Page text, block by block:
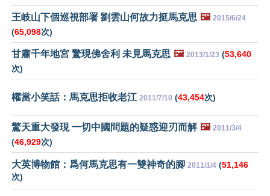
王岐山下個巡視部署 劉雲山何故力挺馬克思 🖼️ 2015/6/24
(65,098次)
甘肅千年地宮 驚現佛舍利 未見馬克思 🖼️ 2013/1/23 (53,640
次)
權當小笑話：馬克思拒收老江 2011/7/10 (43,454次)
驚天重大發現 一切中國問題的疑惑迎刃而解 🖼️ 2011/3/4
(46,929次)
大英博物館：爲何馬克思有一雙神奇的腳 2011/1/4 (51,146
次)